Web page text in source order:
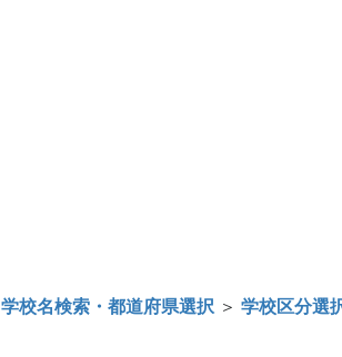
学校名検索・都道府県選択 ＞ 学校区分選